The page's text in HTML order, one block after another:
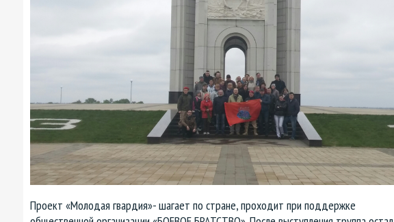
Проект «Молодая гвардия»- шагает по стране, проходит при поддержке